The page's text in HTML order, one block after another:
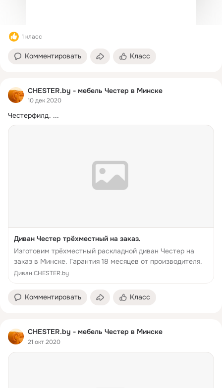
1 класс
Комментировать Класс
CHESTER.by - мебель Честер в Минске
10 дек 2020
Честерфилд. ...
Диван Честер трёхместный на заказ.
Изготовим трёхместный раскладной диван Честер на
заказ в Минске. Гарантия 18 месяцев от производителя.
Диван CHESTER.by
Комментировать Класс
CHESTER.by - мебель Честер в Минске
21 окт 2020